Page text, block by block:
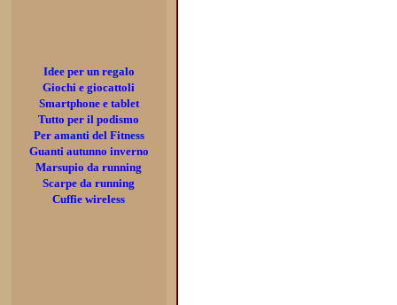
Idee per un regalo
Giochi e giocattoli
Smartphone e tablet
Tutto per il podismo
Per amanti del Fitness
Guanti autunno inverno
Marsupio da running
Scarpe da running
Cuffie wireless